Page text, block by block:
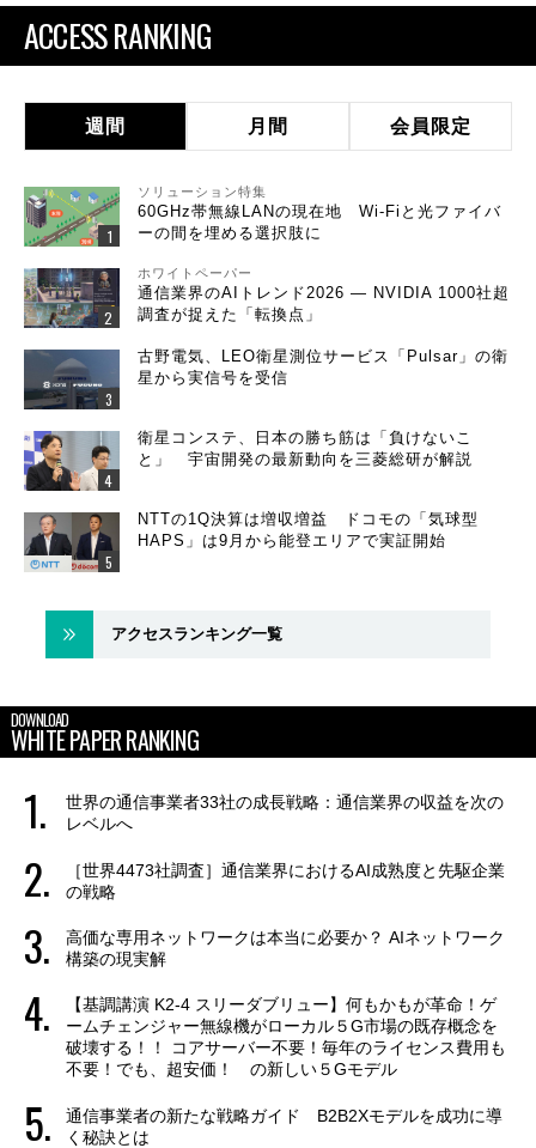
ACCESS RANKING
週間 月間 会員限定
ソリューション特集
60GHz帯無線LANの現在地 Wi-Fiと光ファイバ
ーの間を埋める選択肢に
ホワイトペーパー
通信業界のAIトレンド2026 ― NVIDIA 1000社超
調査が捉えた「転換点」
古野電気、LEO衛星測位サービス「Pulsar」の衛
星から実信号を受信
衛星コンステ、日本の勝ち筋は「負けないこ
と」 宇宙開発の最新動向を三菱総研が解説
NTTの1Q決算は増収増益 ドコモの「気球型
HAPS」は9月から能登エリアで実証開始
アクセスランキング一覧
DOWNLOAD
WHITE PAPER RANKING
世界の通信事業者33社の成長戦略：通信業界の収益を次の
レベルへ
［世界4473社調査］通信業界におけるAI成熟度と先駆企業
の戦略
高価な専用ネットワークは本当に必要か？ AIネットワーク
構築の現実解
【基調講演 K2-4 スリーダブリュー】何もかもが革命！ゲ
ームチェンジャー無線機がローカル５G市場の既存概念を
破壊する！！ コアサーバー不要！毎年のライセンス費用も
不要！でも、超安価！ の新しい５Gモデル
通信事業者の新たな戦略ガイド B2B2Xモデルを成功に導
く秘訣とは